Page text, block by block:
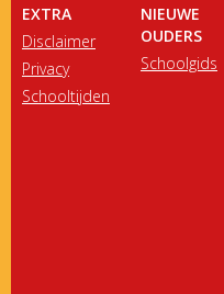
EXTRA
Disclaimer
Privacy
Schooltijden
NIEUWE
OUDERS
Schoolgids